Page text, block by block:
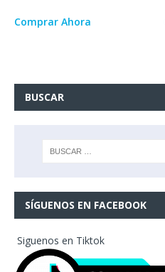
Comprar Ahora
BUSCAR
SÍGUENOS EN FACEBOOK
Siguenos en Tiktok